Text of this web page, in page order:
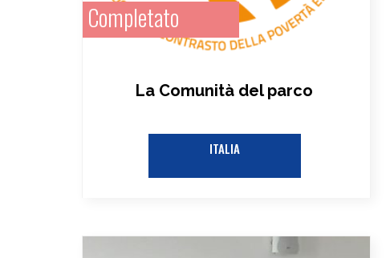
Completato
La Comunità del parco
ITALIA